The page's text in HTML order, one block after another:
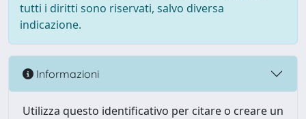
tutti i diritti sono riservati, salvo diversa
indicazione.
Informazioni
Utilizza questo identificativo per citare o creare un